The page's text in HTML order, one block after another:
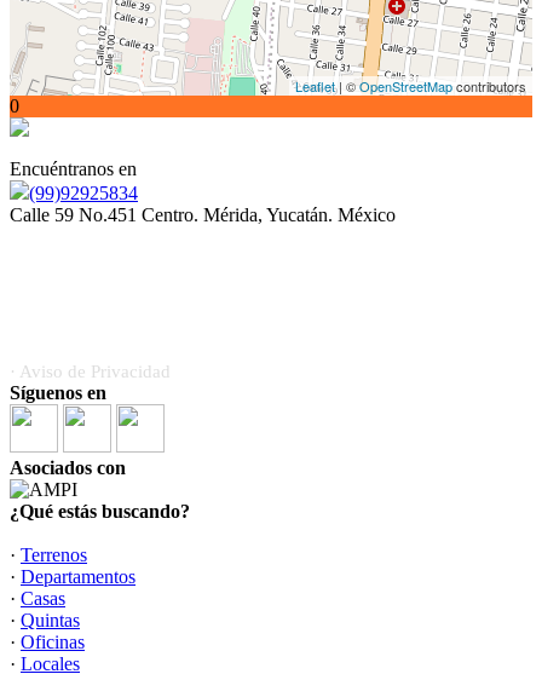
Leaflet| ©OpenStreetMapcontributors
0
Encuéntranos en
(99)92925834
Calle 59 No.451 Centro. Mérida, Yucatán. México
· Aviso de Privacidad
Síguenos en
Asociados con
¿Qué estás buscando?
· Terrenos
· Departamentos
· Casas
· Quintas
· Oficinas
· Locales